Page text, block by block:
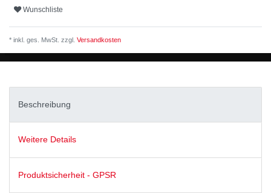
Wunschliste
* inkl. ges. MwSt. zzgl. Versandkosten
Beschreibung
Weitere Details
Produktsicherheit - GPSR